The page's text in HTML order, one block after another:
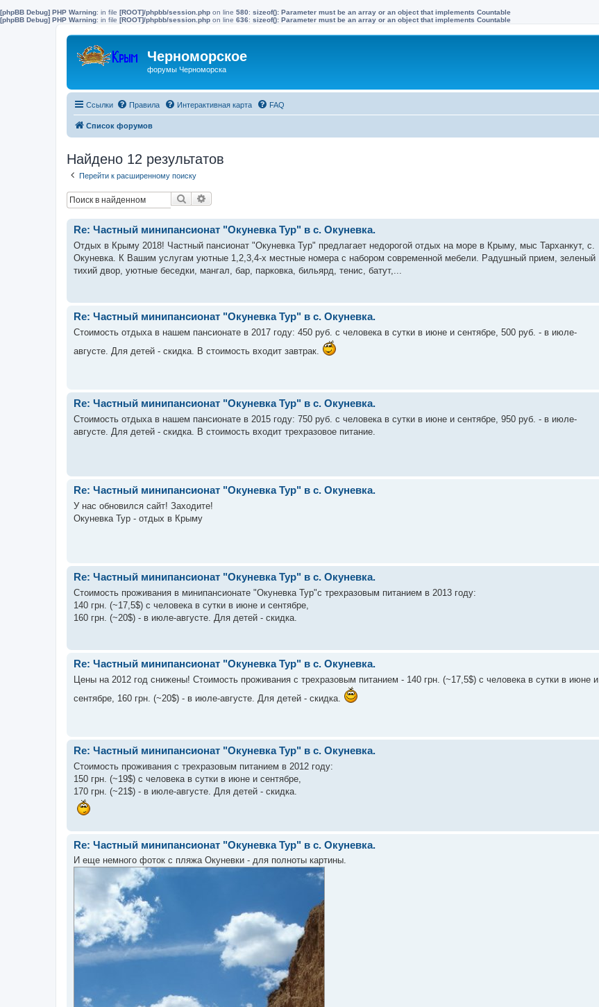
[phpBB Debug] PHP Warning: in file [ROOT]/phpbb/session.php on line 580: sizeof(): Parameter must be an array or an object that implements Countable
[phpBB Debug] PHP Warning: in file [ROOT]/phpbb/session.php on line 636: sizeof(): Parameter must be an array or an object that implements Countable
Черноморское
форумы Черноморска
Ссылки Правила Интерактивная карта FAQ
Список форумов
Найдено 12 результатов
Перейти к расширенному поиску
Поиск
Re: Частный минипансионат "Окуневка Тур" в с. Окуневка.
Отдых в Крыму 2018! Частный пансионат "Окуневка Тур" предлагает недорогой отдых на море в Крыму, мыс Тарханкут, с.
Окуневка. К Вашим услугам уютные 1,2,3,4-х местные номера с набором современной мебели. Радушный прием, зеленый
тихий двор, уютные беседки, мангал, бар, парковка, бильярд, тенис, батут,...
Re: Частный минипансионат "Окуневка Тур" в с. Окуневка.
Стоимость отдыха в нашем пансионате в 2017 году: 450 руб. с человека в сутки в июне и сентябре, 500 руб. - в июле-
августе. Для детей - скидка. В стоимость входит завтрак.
Re: Частный минипансионат "Окуневка Тур" в с. Окуневка.
Стоимость отдыха в нашем пансионате в 2015 году: 750 руб. с человека в сутки в июне и сентябре, 950 руб. - в июле-
августе. Для детей - скидка. В стоимость входит трехразовое питание.
Re: Частный минипансионат "Окуневка Тур" в с. Окуневка.
У нас обновился сайт! Заходите!
Окуневка Тур - отдых в Крыму
Re: Частный минипансионат "Окуневка Тур" в с. Окуневка.
Стоимость проживания в минипансионате "Окуневка Тур"с трехразовым питанием в 2013 году:
140 грн. (~17,5$) с человека в сутки в июне и сентябре,
160 грн. (~20$) - в июле-августе. Для детей - скидка.
Re: Частный минипансионат "Окуневка Тур" в с. Окуневка.
Цены на 2012 год снижены! Стоимость проживания с трехразовым питанием - 140 грн. (~17,5$) с человека в сутки в июне и
сентябре, 160 грн. (~20$) - в июле-августе. Для детей - скидка.
Re: Частный минипансионат "Окуневка Тур" в с. Окуневка.
Стоимость проживания с трехразовым питанием в 2012 году:
150 грн. (~19$) с человека в сутки в июне и сентябре,
170 грн. (~21$) - в июле-августе. Для детей - скидка.
Re: Частный минипансионат "Окуневка Тур" в с. Окуневка.
И еще немного фоток с пляжа Окуневки - для полноты картины.